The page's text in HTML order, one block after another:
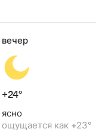
вечер
+24°
ясно
ощущается как +23°